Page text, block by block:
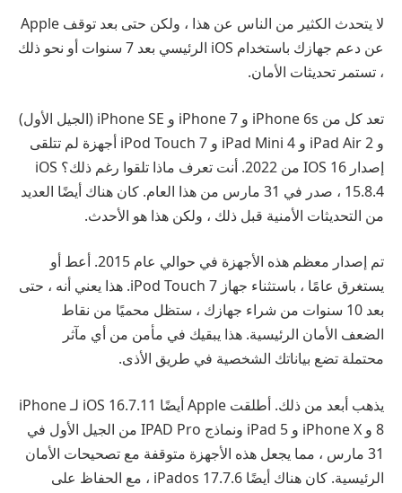
لا يتحدث الكثير من الناس عن هذا ، ولكن حتى بعد توقف Apple
عن دعم جهازك باستخدام iOS الرئيسي بعد 7 سنوات أو نحو ذلك
، تستمر تحديثات الأمان.
تعد كل من iPhone 6s و iPhone 7 و iPhone SE (الجيل الأول)
و iPad Air 2 و iPad Mini 4 و iPod Touch 7 أجهزة لم تتلقى
إصدار IOS 16 من 2022. أنت تعرف ماذا تلقوا رغم ذلك؟ iOS
15.8.4 ، صدر في 31 مارس من هذا العام. كان هناك أيضًا العديد
من التحديثات الأمنية قبل ذلك ، ولكن هذا هو الأحدث.
تم إصدار معظم هذه الأجهزة في حوالي عام 2015. أعط أو
يستغرق عامًا ، باستثناء جهاز iPod Touch 7. هذا يعني أنه ، حتى
بعد 10 سنوات من شراء جهازك ، ستظل محميًا من نقاط
الضعف الأمان الرئيسية. هذا يبقيك في مأمن من أي مآثر
محتملة تضع بياناتك الشخصية في طريق الأذى.
يذهب أبعد من ذلك. أطلقت Apple أيضًا iOS 16.7.11 لـ iPhone
8 و iPhone X و iPad 5 ونماذج IPAD Pro من الجيل الأول في
31 مارس ، مما يجعل هذه الأجهزة متوقفة مع تصحيحات الأمان
الرئيسية. كان هناك أيضًا iPados 17.7.6 ، مع الحفاظ على